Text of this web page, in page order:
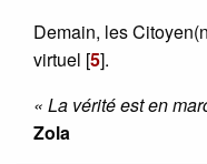
Demain, les
virtuel [5].
« La vérité est en
Zola